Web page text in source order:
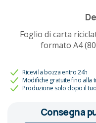
Foglio di carta
formato A4
Ricevi la bozza entro 24h
Modifiche gratuite fino alla
Produzione solo dopo il
Consegna